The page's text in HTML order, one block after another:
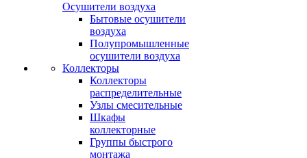
Осушители воздуха
Бытовые осушители
воздуха
Полупромышленные
осушители воздуха
Коллекторы
Коллекторы
распределительные
Узлы смесительные
Шкафы
коллекторные
Группы быстрого
монтажа